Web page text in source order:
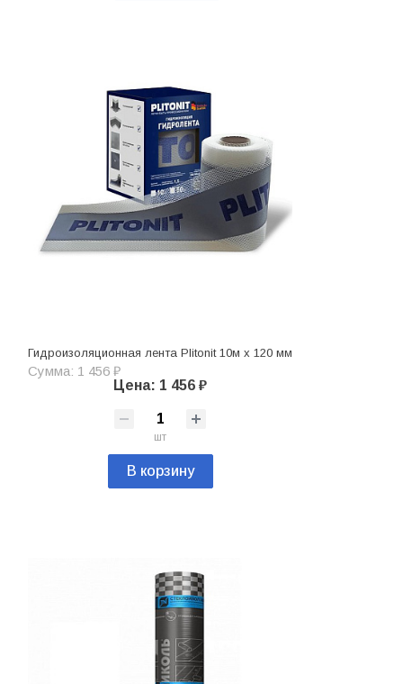
Гидроизоляционная лента Plitonit 10м х 120 мм
Сумма: 1 456 ₽
Цена: 1 456 ₽
шт
В корзину